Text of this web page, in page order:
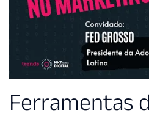
Ferramentas